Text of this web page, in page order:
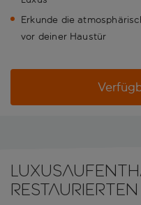
Erkunde die
vor deiner Haustür
restaurierten